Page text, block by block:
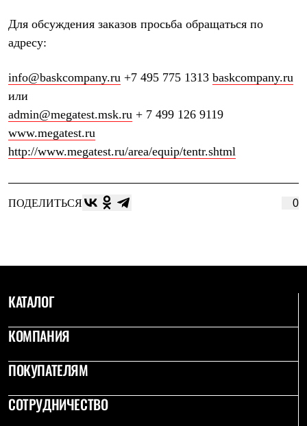
Куртки
Софтшелл одежда
Куртки
Рубашки
Футболки
Толстовки
Брюки
Термобелье
Теплое термобелье
Среднее термобелье
Флисовая одежда
Куртки
Куртки
Комбинезоны
Брюки
Лёгкая одежда
Толстовки
Брюки
Софтшелл одежда
Куртки
Для обсуждения заказов просьба обращаться по
адресу:
info@baskcompany.ru +7 495 775 1313 baskcompany.ru
или
admin@megatest.msk.ru + 7 499 126 9119
www.megatest.ru
http://www.megatest.ru/area/equip/tentr.shtml
ПОДЕЛИТЬСЯ 0
КАТАЛОГ
КОМПАНИЯ
ПОКУПАТЕЛЯМ
СОТРУДНИЧЕСТВО